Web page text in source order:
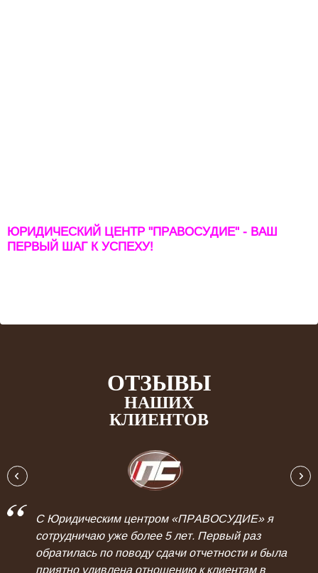
ЮРИДИЧЕСКИЙ ЦЕНТР "ПРАВОСУДИЕ" - ВАШ
ПЕРВЫЙ ШАГ К УСПЕХУ!
ОТЗЫВЫ
НАШИХ
КЛИЕНТОВ
С Юридическим центром «ПРАВОСУДИЕ» я
сотрудничаю уже более 5 лет. Первый раз
обратилась по поводу сдачи отчетности и была
приятно удивлена отношению к клиентам в